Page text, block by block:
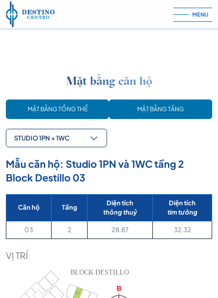
Skip to content
MENU
Mặt bằng căn hộ
MẶT BẰNG TỔNG THỂ MẶT BẰNG TẦNG
STUDIO 1PN + 1WC
Mẫu căn hộ: Studio 1PN và 1WC tầng 2
Block Destillo 03
Căn hộ Tầng
Diện tích
thông thuỷ
Diện tích
tim tường
03 2 28.87 32.32
VỊ TRÍ